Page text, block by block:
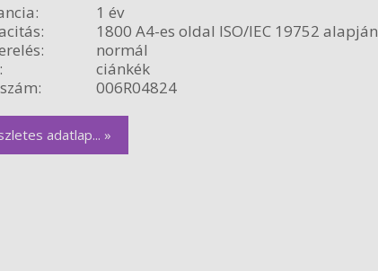
1 év
1800 A4-es oldal ISO/IEC 19752 alapján
normál
ciánkék
006R04824
adatlap... »